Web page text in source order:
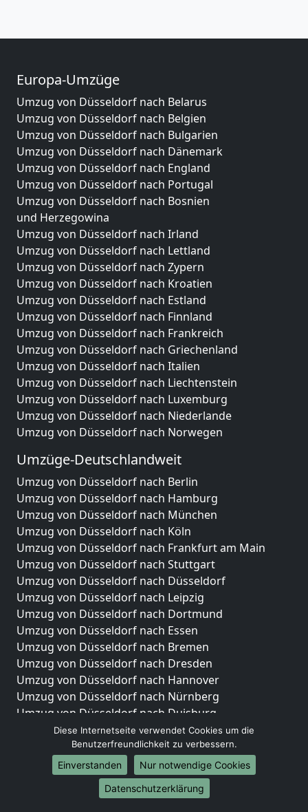
Europa-Umzüge
Umzug von Düsseldorf nach Belarus
Umzug von Düsseldorf nach Belgien
Umzug von Düsseldorf nach Bulgarien
Umzug von Düsseldorf nach Dänemark
Umzug von Düsseldorf nach England
Umzug von Düsseldorf nach Portugal
Umzug von Düsseldorf nach Bosnien
und Herzegowina
Umzug von Düsseldorf nach Irland
Umzug von Düsseldorf nach Lettland
Umzug von Düsseldorf nach Zypern
Umzug von Düsseldorf nach Kroatien
Umzug von Düsseldorf nach Estland
Umzug von Düsseldorf nach Finnland
Umzug von Düsseldorf nach Frankreich
Umzug von Düsseldorf nach Griechenland
Umzug von Düsseldorf nach Italien
Umzug von Düsseldorf nach Liechtenstein
Umzug von Düsseldorf nach Luxemburg
Umzug von Düsseldorf nach Niederlande
Umzug von Düsseldorf nach Norwegen
Umzüge-Deutschlandweit
Umzug von Düsseldorf nach Berlin
Umzug von Düsseldorf nach Hamburg
Umzug von Düsseldorf nach München
Umzug von Düsseldorf nach Köln
Umzug von Düsseldorf nach Frankfurt am Main
Umzug von Düsseldorf nach Stuttgart
Umzug von Düsseldorf nach Düsseldorf
Umzug von Düsseldorf nach Leipzig
Umzug von Düsseldorf nach Dortmund
Umzug von Düsseldorf nach Essen
Umzug von Düsseldorf nach Bremen
Umzug von Düsseldorf nach Dresden
Umzug von Düsseldorf nach Hannover
Umzug von Düsseldorf nach Nürnberg
Umzug von Düsseldorf nach Duisburg
Umzug von Düsseldorf nach Bochum
Umzug von Düsseldorf nach Wuppertal
Umzug von Düsseldorf nach Bielefeld
Umzug von Düsseldorf nach Bonn
Umzug von Düsseldorf nach Münster
Diese Internetseite verwendet Cookies um die
Benutzerfreundlichkeit zu verbessern.
Einverstanden
Nur notwendige Cookies
Datenschutzerklärung